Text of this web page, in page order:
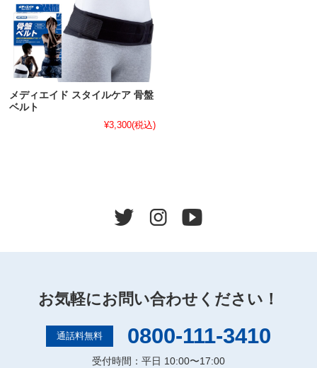
メディエイド スタイルケア 骨盤
ベルト
¥3,300(税込)
お気軽にお問い合わせください！
通話料無料 0800-111-3410
受付時間：平日 10:00〜17:00